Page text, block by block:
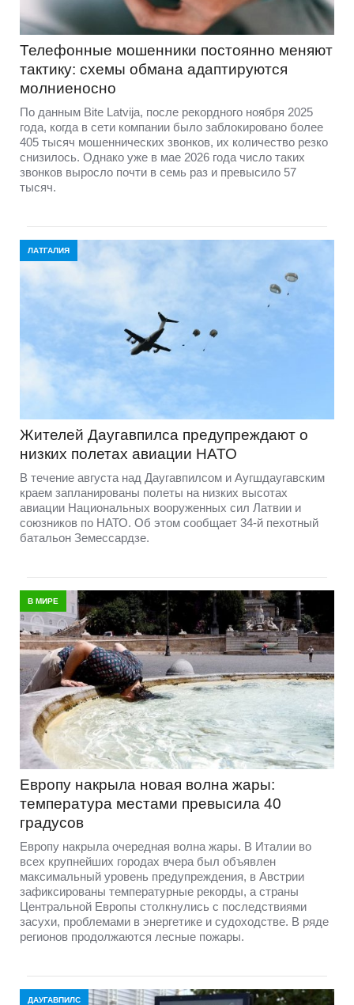
Телефонные мошенники постоянно меняют
тактику: схемы обмана адаптируются
молниеносно
По данным Bite Latvija, после рекордного ноября 2025
года, когда в сети компании было заблокировано более
405 тысяч мошеннических звонков, их количество резко
снизилось. Однако уже в мае 2026 года число таких
звонков выросло почти в семь раз и превысило 57
тысяч.
ЛАТГАЛИЯ
Жителей Даугавпилса предупреждают о
низких полетах авиации НАТО
В течение августа над Даугавпилсом и Аугшдаугавским
краем запланированы полеты на низких высотах
авиации Национальных вооруженных сил Латвии и
союзников по НАТО. Об этом сообщает 34-й пехотный
батальон Земессардзе.
В МИРЕ
Европу накрыла новая волна жары:
температура местами превысила 40
градусов
Европу накрыла очередная волна жары. В Италии во
всех крупнейших городах вчера был объявлен
максимальный уровень предупреждения, в Австрии
зафиксированы температурные рекорды, а страны
Центральной Европы столкнулись с последствиями
засухи, проблемами в энергетике и судоходстве. В ряде
регионов продолжаются лесные пожары.
ДАУГАВПИЛС